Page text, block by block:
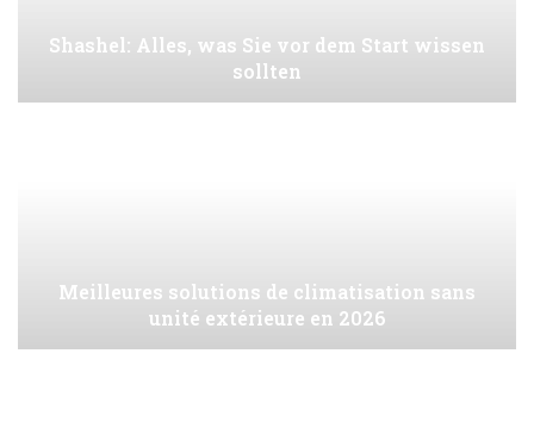
Shashel: Alles, was Sie vor dem Start wissen
sollten
Meilleures solutions de climatisation sans
unité extérieure en 2026